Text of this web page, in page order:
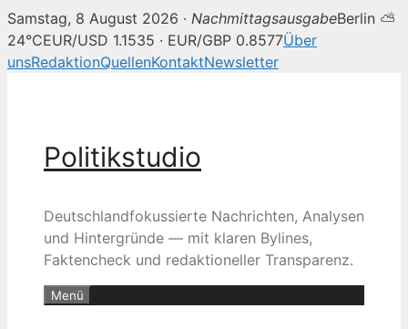
Samstag, 8 August 2026 · NachmittagsausgabeBerlin ⛅
24°CEUR/USD 1.1535 · EUR/GBP 0.8577Über
unsRedaktionQuellenKontaktNewsletter
Politikstudio
Deutschlandfokussierte Nachrichten, Analysen
und Hintergründe — mit klaren Bylines,
Faktencheck und redaktioneller Transparenz.
Menü